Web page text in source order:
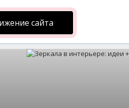
сайта